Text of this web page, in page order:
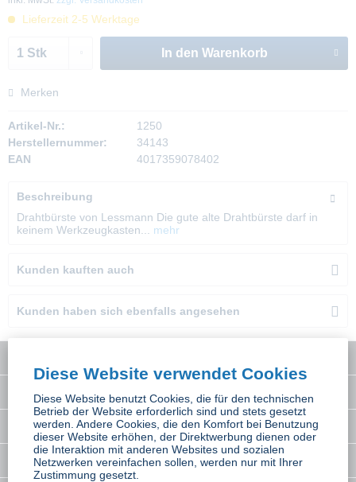
Lieferzeit 2-5 Werktage
In den Warenkorb
Merken
Artikel-Nr.:
1250
Herstellernummer:
34143
EAN
4017359078402
Beschreibung
Drahtbürste von Lessmann Die gute alte Drahtbürste darf in
keinem Werkzeugkasten...
mehr
Kunden kauften auch
Kunden haben sich ebenfalls angesehen
Interessantes
Rechtliches
Newsletter
Diese Website verwendet Cookies
Diese Website benutzt Cookies, die für den technischen
Betrieb der Website erforderlich sind und stets gesetzt
werden. Andere Cookies, die den Komfort bei Benutzung
dieser Website erhöhen, der Direktwerbung dienen oder
die Interaktion mit anderen Websites und sozialen
Netzwerken vereinfachen sollen, werden nur mit Ihrer
Zustimmung gesetzt.